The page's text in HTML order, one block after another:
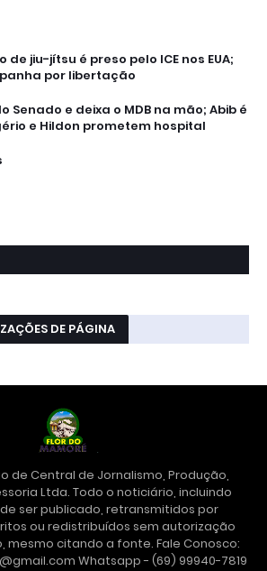
jiu-jítsu é preso pelo ICE nos EUA;
por libertação
Senado e deixa o MDB na mão; Abib é
e Hildon prometem hospital
DE PÁGINA
de Central de Jornalismo, Produção,
Ltda. Todo o noticiário, incluindo
ser publicado, retransmitidos por
ou redistribuídos sem autorização
mesmo citando a fonte. Fale Conosco:
Whatsapp - (69) 99940-7819